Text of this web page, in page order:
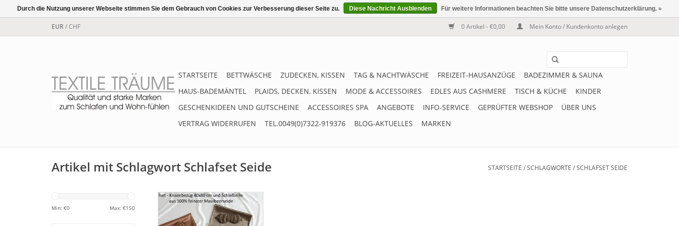
EUR/CHF 0 Artikel - €0,00 Mein Konto / Kundenkonto anlegen
STARTSEITE BETTWÄSCHE ZUDECKEN, KISSEN TAG & NACHTWÄSCHE FREIZEIT-HAUSANZÜGE
BADEZIMMER & SAUNA
HAUS-BADEMÄNTEL
PLAIDS, DECKEN, KISSEN MODE & ACCESSOIRES EDLES AUS CASHMERE TISCH & KÜCHE
KINDER
GESCHENKIDEEN UND GUTSCHEINE
ACCESSOIRES SPA ANGEBOTE INFO-SERVICE GEPRÜFTER WEBSHOP
ÜBER UNS
VERTRAG WIDERRUFEN
TEL.0049(0)7322-919376 BLOG-AKTUELLES MARKEN
Artikel mit Schlagwort Schlafset Seide STARTSEITE /SCHLAGWORTE /SCHLAFSET SEIDE
Min: €0 Max: €150
Schlafset aus feiner
Maulbeerseide, das Set besteht
aus einer Schlafbrille und einem
Durch die Nutzung unserer Webseite stimmen Sie dem Gebrauch von Cookies zur Verbesserung dieser Seite zu. Diese Nachricht Ausblenden Für weitere Informationen beachten Sie bitte unsere Datenschutzerklärung. »